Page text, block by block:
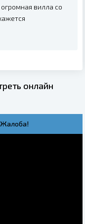
вилла со
онлайн
Жалоба!